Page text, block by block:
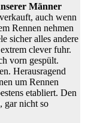
Männer
auch wenn
Rennen nehmen
sicher alles andere
extrem clever fuhr.
vorn gespült.
Herausragend
um Rennen
etabliert. Den
gar nicht so